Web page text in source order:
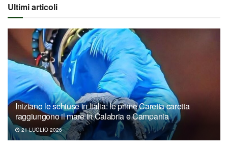
Ultimi articoli
Iniziano le schiuse in Italia: le prime Caretta caretta
raggiungono il mare in Calabria e Campania
21 LUGLIO 2026